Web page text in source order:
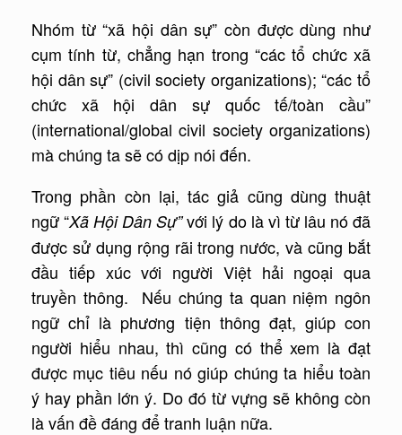
Nhóm từ “xã hội dân sự” còn được dùng như
cụm tính từ, chẳng hạn trong “các tổ chức xã
hội dân sự” (civil society organizations); “các tổ
chức xã hội dân sự quốc tế/toàn cầu”
(international/global civil society organizations)
mà chúng ta sẽ có dịp nói đến.
Trong phần còn lại, tác giả cũng dùng thuật
ngữ “Xã Hội Dân Sự”với lý do là vì từ lâu nó đã
được sử dụng rộng rãi trong nước, và cũng bắt
đầu tiếp xúc với người Việt hải ngoại qua
truyền thông. Nếu chúng ta quan niệm ngôn
ngữ chỉ là phương tiện thông đạt, giúp con
người hiểu nhau, thì cũng có thể xem là đạt
được mục tiêu nếu nó giúp chúng ta hiểu toàn
ý hay phần lớn ý. Do đó từ vựng sẽ không còn
là vấn đề đáng để tranh luận nữa.